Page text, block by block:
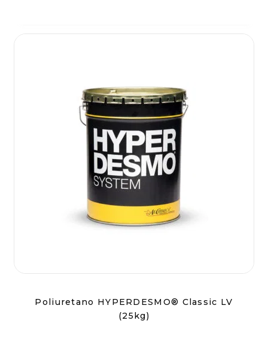
Poliuretano HYPERDESMO® Classic LV
(25kg)